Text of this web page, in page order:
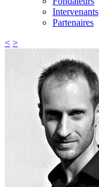
Intervenants
Partenaires
< >